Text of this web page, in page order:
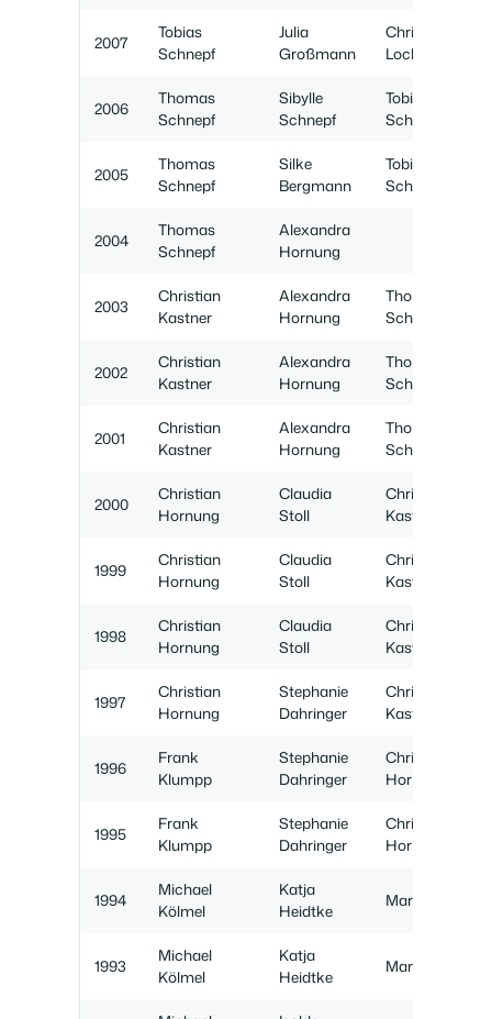
2007
Tobias
Schnepf
Julia
Großmann
Christian
Loch
2006
Thomas
Schnepf
Sibylle
Schnepf
Tobias
Schnepf
2005
Thomas
Schnepf
Silke
Bergmann
Tobias
Schnepf
2004
Thomas
Schnepf
Alexandra
Hornung
2003
Christian
Kastner
Alexandra
Hornung
Thomas
Schnepf
2002
Christian
Kastner
Alexandra
Hornung
Thomas
Schnepf
2001
Christian
Kastner
Alexandra
Hornung
Thomas
Schnepf
2000
Christian
Hornung
Claudia
Stoll
Christian
Kastner
1999
Christian
Hornung
Claudia
Stoll
Christian
Kastner
1998
Christian
Hornung
Claudia
Stoll
Christian
Kastner
1997
Christian
Hornung
Stephanie
Dahringer
Christian
Kastner
1996
Frank
Klumpp
Stephanie
Dahringer
Christian
Hornung
1995
Frank
Klumpp
Stephanie
Dahringer
Christian
Hornung
1994
Michael
Kölmel
Katja
Heidtke
Marco Unser
1993
Michael
Kölmel
Katja
Heidtke
Marco Unser